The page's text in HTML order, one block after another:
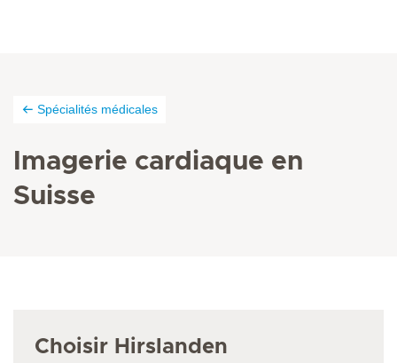
Spécialités médicales
Imagerie cardiaque en
Suisse
Choisir Hirslanden